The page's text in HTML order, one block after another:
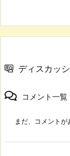
ディスカッ
コメント一覧
まだ、コメントが